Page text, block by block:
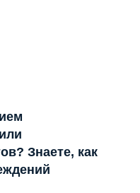
Знаете, как